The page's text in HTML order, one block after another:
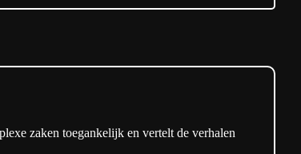
zaken toegankelijk en vertelt de verhalen